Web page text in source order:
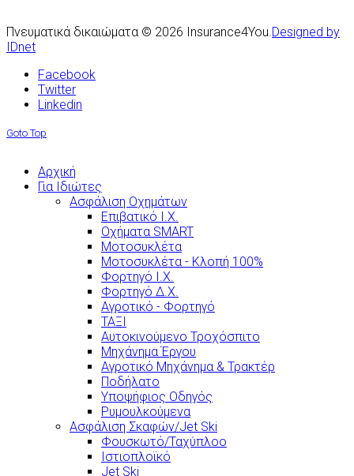
Πνευματικά δικαιώματα © 2026 Insurance4You.Designed by
IDnet
Facebook
Twitter
Linkedin
Goto Top
Αρχική
Για Ιδιώτες
Ασφάλιση Οχημάτων
Επιβατικό Ι.Χ.
Οχήματα SMART
Μοτοσυκλέτα
Μοτοσυκλέτα - Κλοπή 100%
Φορτηγό Ι.Χ.
Φορτηγό Δ.Χ.
Αγροτικό - Φορτηγό
ΤΑΞΙ
Αυτοκινούμενο Τροχόσπιτο
Μηχάνημα Έργου
Αγροτικό Μηχάνημα & Τρακτέρ
Ποδήλατο
Υποψήφιος Οδηγός
Ρυμουλκούμενα
Ασφάλιση Σκαφών/Jet Ski
Φουσκωτό/Ταχύπλοο
Ιστιοπλοϊκό
Jet Ski